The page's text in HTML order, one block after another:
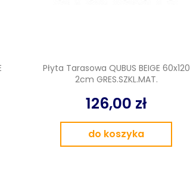
Płyta Tarasowa QUBUS BEIGE 60x120
2cm GRES.SZKL.MAT.
126,00 zł
do koszyka